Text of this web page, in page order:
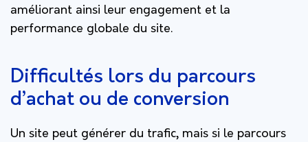
améliorant ainsi leur engagement et la
performance globale du site.
Difficultés lors du parcours
d’achat ou de conversion
Un site peut générer du trafic, mais si le parcours